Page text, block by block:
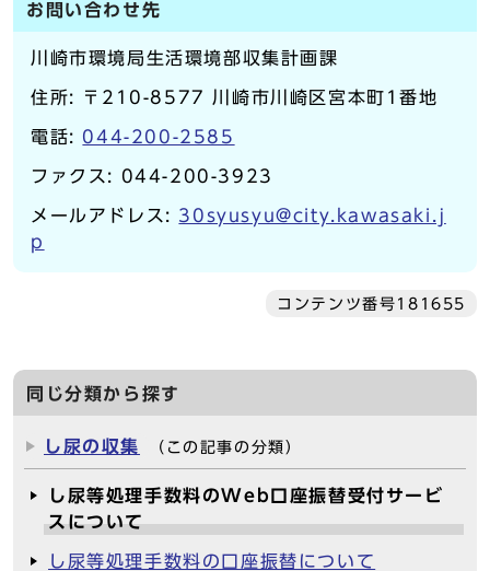
お問い合わせ先
川崎市環境局生活環境部収集計画課
住所: 〒210-8577 川崎市川崎区宮本町1番地
電話: 044-200-2585
ファクス: 044-200-3923
メールアドレス: 30syusyu@city.kawasaki.j
p
コンテンツ番号181655
同じ分類から探す
し尿の収集 （この記事の分類）
し尿等処理手数料のWeb口座振替受付サービ
スについて
し尿等処理手数料の口座振替について